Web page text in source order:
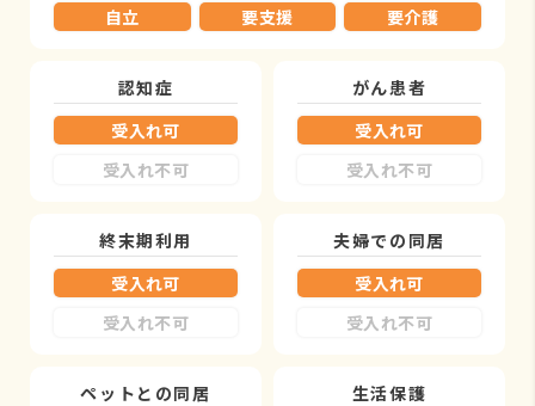
自立
要支援 要介護
認知症
受入れ可
受入れ不可
がん患者
受入れ可
受入れ不可
終末期利用
受入れ可
受入れ不可
夫婦での同居
受入れ可
受入れ不可
ペットとの同居
生活保護